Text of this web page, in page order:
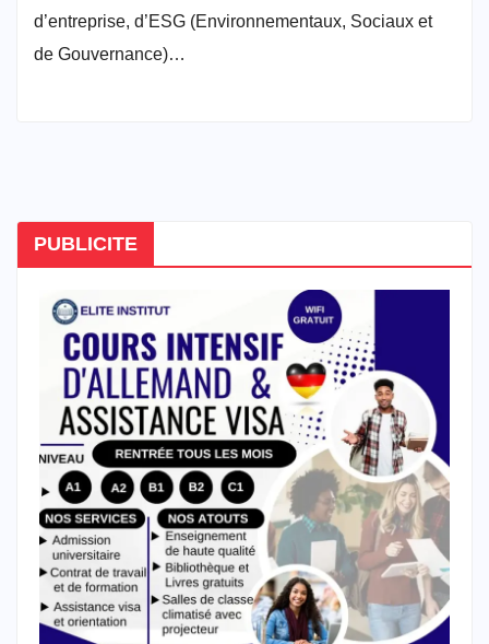
d’entreprise, d’ESG (Environnementaux, Sociaux et
de Gouvernance)…
PUBLICITE